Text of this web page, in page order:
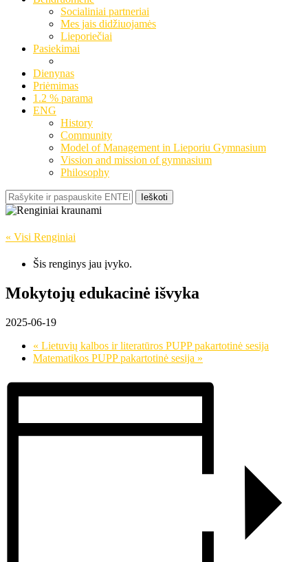
Socialiniai partneriai
Mes jais didžiuojamės
Lieporiečiai
Pasiekimai
Dienynas
Priėmimas
1.2 % parama
ENG
History
Community
Model of Management in Lieporiu Gymnasium
Vission and mission of gymnasium
Philosophy
Ieškoti
« Visi Renginiai
Šis renginys jau įvyko.
Mokytojų edukacinė išvyka
2025-06-19
« Lietuvių kalbos ir literatūros PUPP pakartotinė sesija
Matematikos PUPP pakartotinė sesija »